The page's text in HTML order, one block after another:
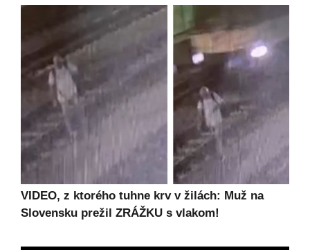
VIDEO, z ktorého tuhne krv v žilách: Muž na
Slovensku prežil ZRÁŽKU s vlakom!